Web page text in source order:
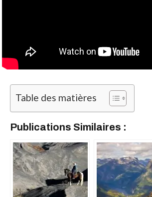
Table des matières
Publications Similaires :